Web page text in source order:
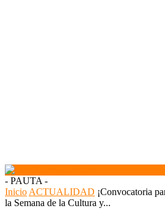
- PAUTA -
Inicio ACTUALIDAD ¡Convocatoria
la Semana de la Cultura y...